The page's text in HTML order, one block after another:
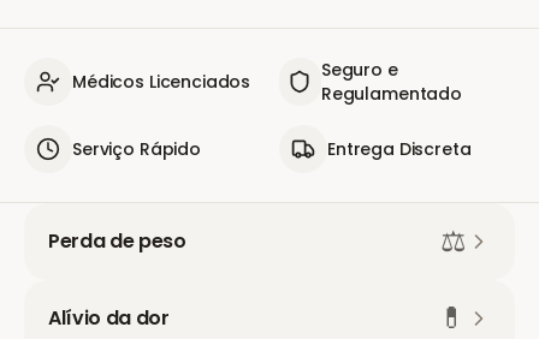
Médicos Licenciados
Seguro e
Regulamentado
Serviço Rápido Entrega Discreta
Perda de peso ⚖️
Alívio da dor 💊